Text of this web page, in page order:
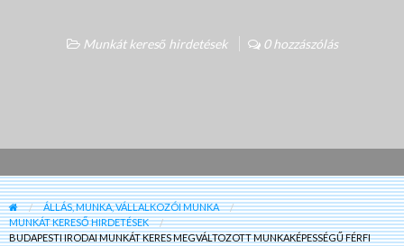
Munkát kereső hirdetések 0 hozzászólás
ÁLLÁS, MUNKA, VÁLLALKOZÓI MUNKA
MUNKÁT KERESŐ HIRDETÉSEK
BUDAPESTI IRODAI MUNKÁT KERES MEGVÁLTOZOTT MUNKAKÉPESSÉGŰ FÉRFI